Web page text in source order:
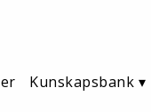
Kunskapsbank